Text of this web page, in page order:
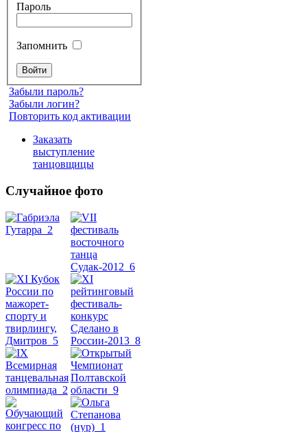
Пароль
Запомнить
Забыли пароль?
Забыли логин?
Повторить код активации
Заказать
выступление
танцовщицы
Случайное фото
уроки